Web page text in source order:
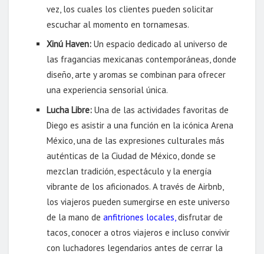
vez, los cuales los clientes pueden solicitar
escuchar al momento en tornamesas.
Xinú Haven:Un espacio dedicado al universo de
las fragancias mexicanas contemporáneas, donde
diseño, arte y aromas se combinan para ofrecer
una experiencia sensorial única.
Lucha Libre:Una de las actividades favoritas de
Diego es asistir a una función en la icónica Arena
México, una de las expresiones culturales más
auténticas de la Ciudad de México, donde se
mezclan tradición, espectáculo y la energía
vibrante de los aficionados. A través de Airbnb,
los viajeros pueden sumergirse en este universo
de la mano deanfitriones locales disfrutar de
tacos, conocer a otros viajeros e incluso convivir
con luchadores legendarios antes de cerrar la